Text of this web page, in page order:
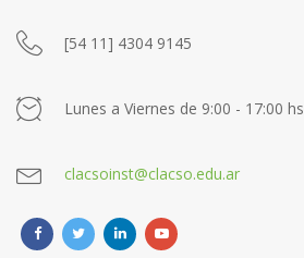
[54 11] 4304 9145
Lunes a Viernes de 9:00 - 17:00 hs
clacsoinst@clacso.edu.ar